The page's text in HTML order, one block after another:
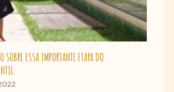
ESSA IMPORTANTE ETAPA DO